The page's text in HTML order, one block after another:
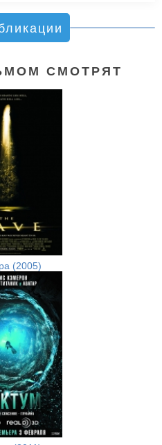
СМОТРЯТ
(2005)